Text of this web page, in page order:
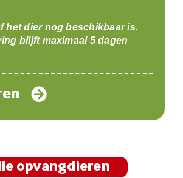
het dier nog beschikbaar is.
blijft maximaal 5 dagen
opvangdieren